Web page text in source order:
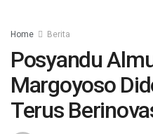
Home Berita
Posyandu
Margoyoso
Terus